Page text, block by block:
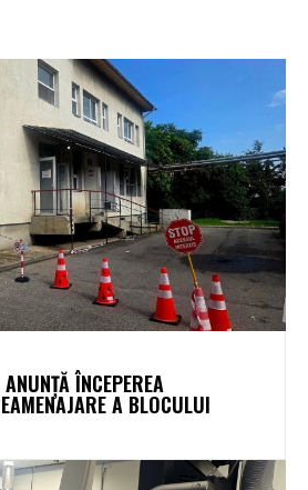
ÎNCEPEREA
A BLOCULUI